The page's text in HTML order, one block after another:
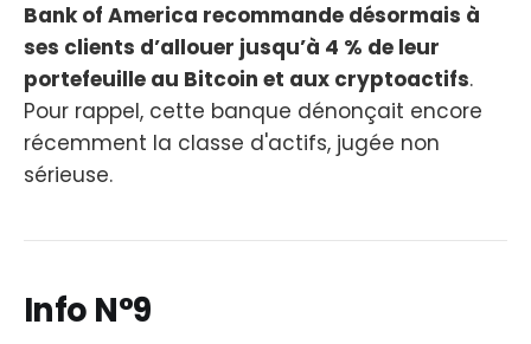
Bank of America recommande désormais à
ses clients d’allouer jusqu’à 4 % de leur
portefeuille au Bitcoin et aux cryptoactifs.
Pour rappel, cette banque dénonçait encore
récemment la classe d'actifs, jugée non
sérieuse.
Info N°9